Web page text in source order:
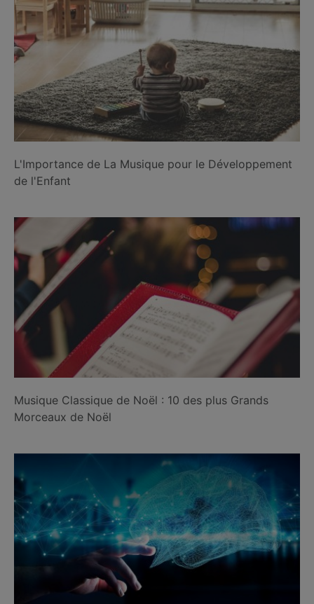
L'Importance de La Musique pour le Développement
de l'Enfant
Musique Classique de Noël : 10 des plus Grands
Morceaux de Noël